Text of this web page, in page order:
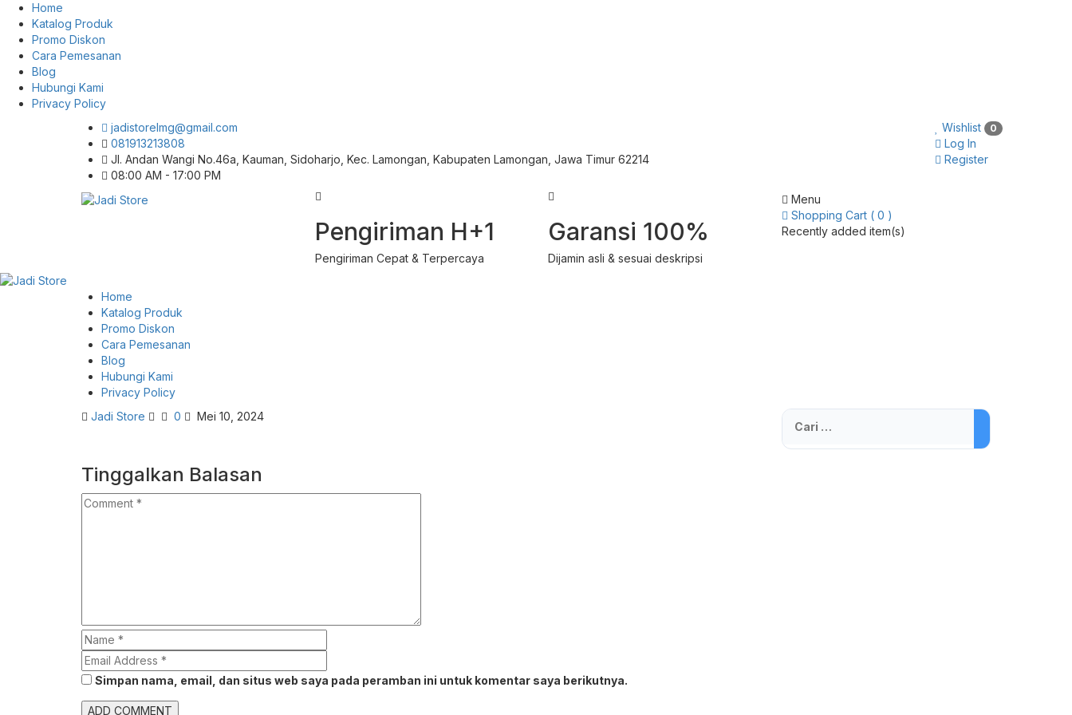
Home
Katalog Produk
Promo Diskon
Cara Pemesanan
Blog
Hubungi Kami
Privacy Policy
jadistorelmg@gmail.com
081913213808
Jl. Andan Wangi No.46a, Kauman, Sidoharjo, Kec. Lamongan, Kabupaten Lamongan, Jawa Timur 62214
08:00 AM - 17:00 PM
Wishlist 0
Log In
Register
Pengiriman H+1
Pengiriman Cepat & Terpercaya
Garansi 100%
Dijamin asli & sesuai deskripsi
Menu
Shopping Cart ( 0 )
Recently added item(s)
Home
Katalog Produk
Promo Diskon
Cara Pemesanan
Blog
Hubungi Kami
Privacy Policy
Jadi Store
0 Mei 10, 2024
Tinggalkan Balasan
Simpan nama, email, dan situs web saya pada peramban ini untuk komentar saya berikutnya.
Cari
untuk: